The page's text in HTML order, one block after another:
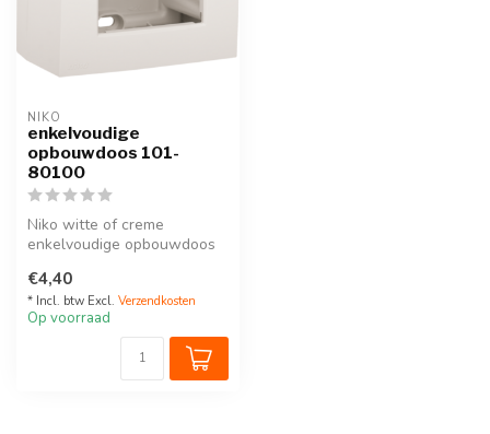
NIKO
enkelvoudige
opbouwdoos 101-
80100
Niko witte of creme
enkelvoudige opbouwdoos
€4,40
* Incl. btw Excl. Verzendkosten
Op voorraad